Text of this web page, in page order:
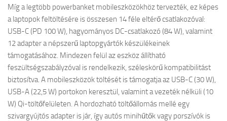
Míg a legtöbb powerbanket mobileszközökhöz tervezték, ez képes
a laptopok feltöltésére is összesen 14 féle eltérő csatlakozóval:
USB-C (PD 100 W), hagyományos DC-csatlakozó (84 W), valamint
12 adapter a népszerű laptopgyártók készülékeinek
támogatásához. Mindezen felül az eszköz állítható
feszültségszabályzóval is rendelkezik, széleskörű kompatibilitást
biztosítva. A mobileszközök töltését is támogatja az USB-C (30 W),
USB-A (22,5 W) portokon keresztül, valamint a vezeték nélküli (10
W) Qi-töltőfelületen. A hordozható töltőállomás mellé egy
szivargyújtós adapter is jár, így autós minihűtők vagy porszívók is